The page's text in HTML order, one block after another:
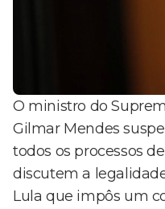
O ministro do
Gilmar Mendes
todos os processos
discutem a
Lula que impôs um